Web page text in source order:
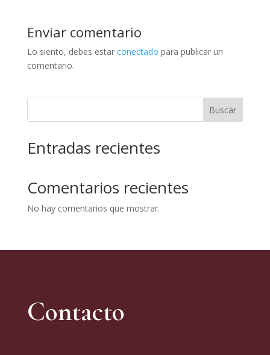
Enviar comentario
Lo siento, debes estar conectado para publicar un
comentario.
Buscar
Entradas recientes
Comentarios recientes
No hay comentarios que mostrar.
Contacto